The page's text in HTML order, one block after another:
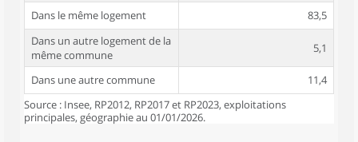
Dans le même logement
83,5
Dans un autre logement de la
même commune
5,1
Dans une autre commune
11,4
Source : Insee, RP2012, RP2017 et RP2023, exploitations
principales, géographie au 01/01/2026.